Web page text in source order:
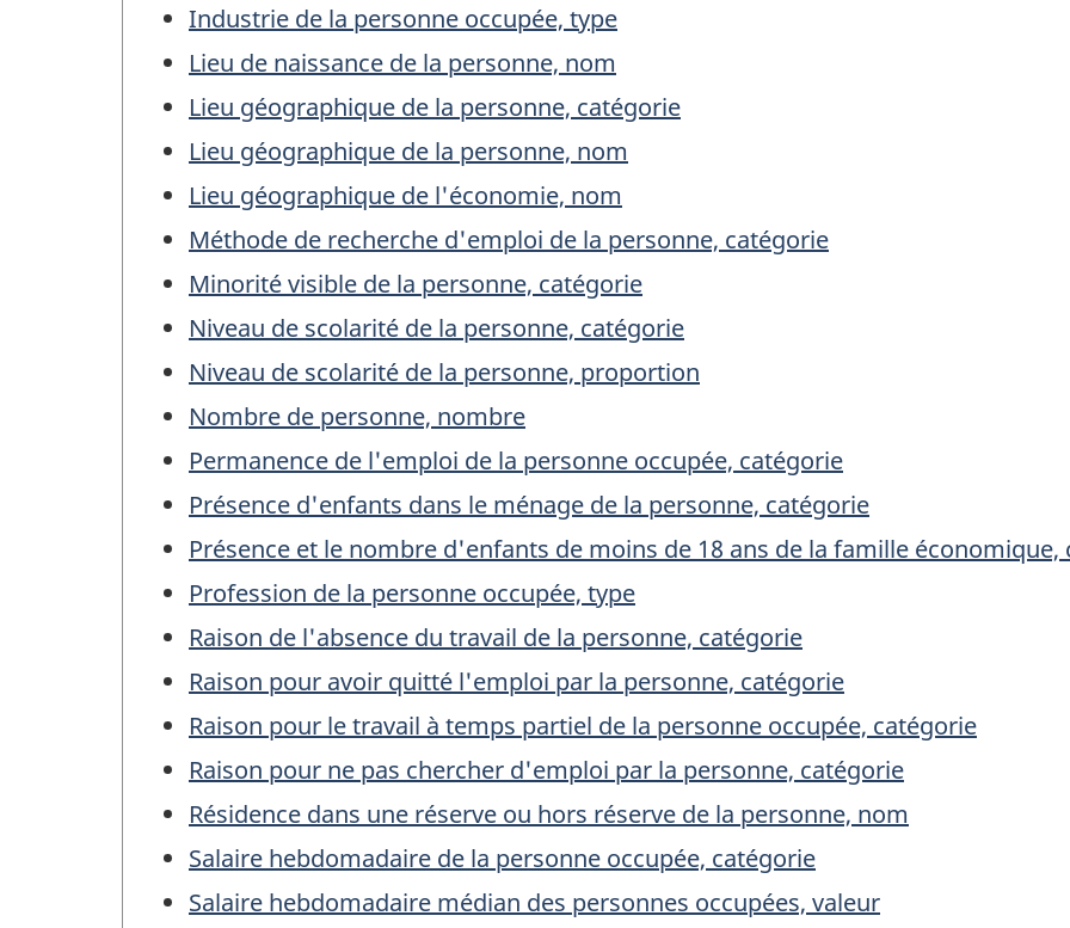
Industrie de la personne occupée, type
Lieu de naissance de la personne, nom
Lieu géographique de la personne, catégorie
Lieu géographique de la personne, nom
Lieu géographique de l'économie, nom
Méthode de recherche d'emploi de la personne, catégorie
Minorité visible de la personne, catégorie
Niveau de scolarité de la personne, catégorie
Niveau de scolarité de la personne, proportion
Nombre de personne, nombre
Permanence de l'emploi de la personne occupée, catégorie
Présence d'enfants dans le ménage de la personne, catégorie
Présence et le nombre d'enfants de moins de 18 ans de la famille économique,
Profession de la personne occupée, type
Raison de l'absence du travail de la personne, catégorie
Raison pour avoir quitté l'emploi par la personne, catégorie
Raison pour le travail à temps partiel de la personne occupée, catégorie
Raison pour ne pas chercher d'emploi par la personne, catégorie
Résidence dans une réserve ou hors réserve de la personne, nom
Salaire hebdomadaire de la personne occupée, catégorie
Salaire hebdomadaire médian des personnes occupées, valeur